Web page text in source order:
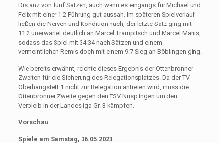
Distanz von fünf Sätzen, auch wenn es eingangs für Michael und
Felix mit einer 1:2 Führung gut aussah. Im späteren Spielverlauf
ließen die Nerven und Kondition nach, der letzte Satz ging mit
11:2 unerwartet deutlich an Marcel Trampitsch und Marcel Manis,
sodass das Spiel mit 34:34 nach Sätzen und einem
vermeintlichen Remis doch mit einem 9:7 Sieg an Böblingen ging.
Wie bereits erwähnt, reichte dieses Ergebnis der Ottenbronner
Zweiten für die Sicherung des Relegationsplatzes. Da der TV
Oberhaugstett 1 nicht zur Relegation antreten wird, muss die
Ottenbronner Zweite gegen den TSV Nusplingen um den
Verbleib in der Landesliga Gr. 3 kämpfen.
Vorschau
Spiele am Samstag, 06.05.2023